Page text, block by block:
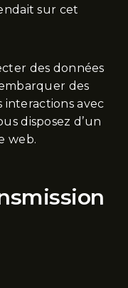
sur cet
des données
des
interactions avec
disposez d’un
web.